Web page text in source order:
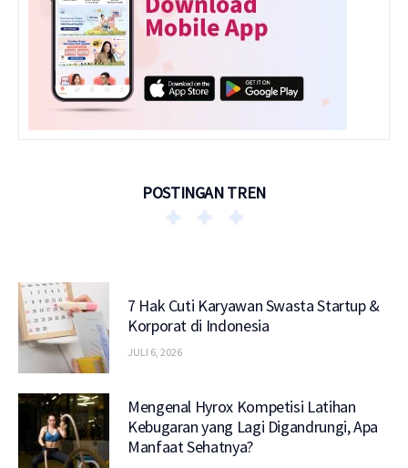
POSTINGAN TREN
7 Hak Cuti Karyawan Swasta Startup &
Korporat di Indonesia
JULI 6, 2026
Mengenal Hyrox Kompetisi Latihan
Kebugaran yang Lagi Digandrungi, Apa
Manfaat Sehatnya?